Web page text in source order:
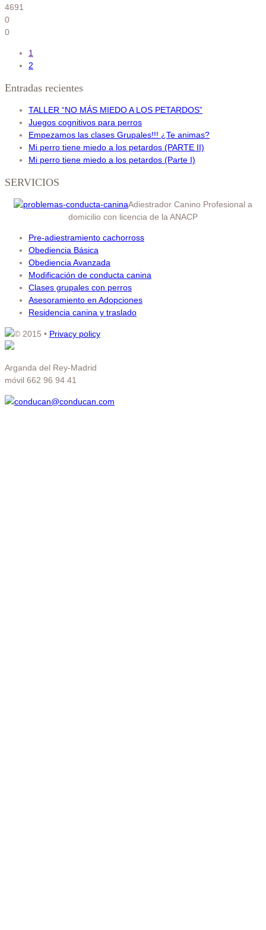
4691
0
0
1
2
Entradas recientes
TALLER “NO MÁS MIEDO A LOS PETARDOS”
Juegos cognitivos para perros
Empezamos las clases Grupales!!! ¿Te animas?
Mi perro tiene miedo a los petardos (PARTE II)
Mi perro tiene miedo a los petardos (Parte I)
SERVICIOS
Adiestrador Canino Profesional a
domicilio con licencia de la ANACP
Pre-adiestramiento cachorross
Obediencia Básica
Obediencia Avanzada
Modificación de conducta canina
Clases grupales con perros
Asesoramiento en Adopciones
Residencia canina y traslado
© 2015 • Privacy policy
Arganda del Rey-Madrid
móvil 662 96 94 41
conducan@conducan.com